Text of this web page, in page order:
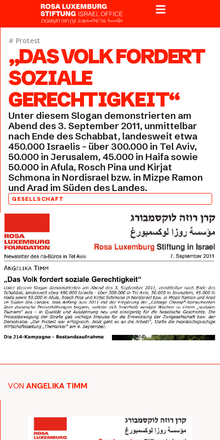
# Protest
„DAS VOLK FORDERT
SOZIALE
GERECHTIGKEIT“
Unter diesem Slogan demonstrierten am
Abend des 3. September 2011, unmittelbar
nach Ende des Schabbat, landesweit etwa
450.000 Israelis – über 300.000 in Tel Aviv,
50.000 in Jerusalem, 45.000 in Haifa sowie
50.000 in Afula, Rosch Pina und Kirjat
Schmona in Nordisrael bzw. in Mizpe Ramon
und Arad im Süden des Landes.
GESELLSCHAFT
VONANGELIKA TIMM